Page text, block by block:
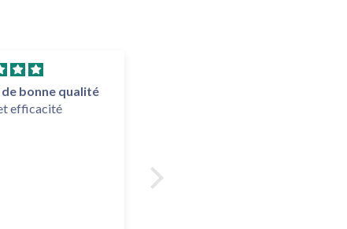
bonne qualité
efficacité